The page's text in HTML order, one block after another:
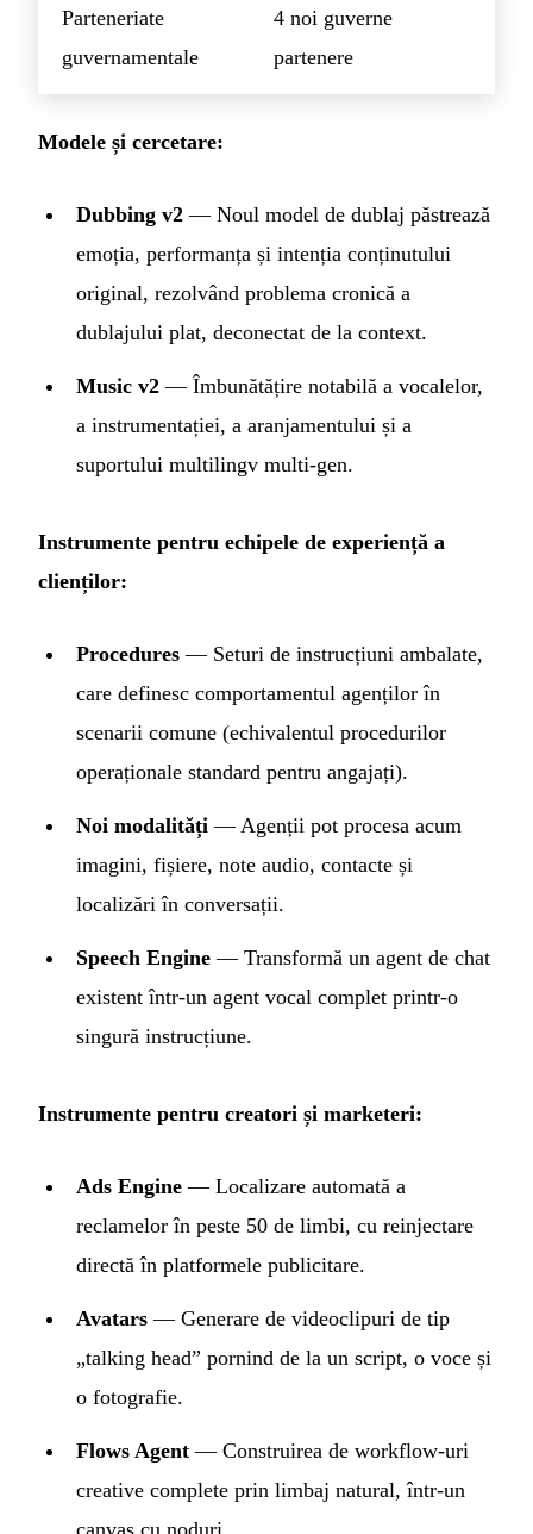
Parteneriate
guvernamentale
4 noi guverne
partenere
Modele și cercetare:
Dubbing v2 — Noul model de dublaj păstrează
emoția, performanța și intenția conținutului
original, rezolvând problema cronică a
dublajului plat, deconectat de la context.
Music v2 — Îmbunătățire notabilă a vocalelor,
a instrumentației, a aranjamentului și a
suportului multilingv multi-gen.
Instrumente pentru echipele de experiență a
clienților:
Procedures — Seturi de instrucțiuni ambalate,
care definesc comportamentul agenților în
scenarii comune (echivalentul procedurilor
operaționale standard pentru angajați).
Noi modalități — Agenții pot procesa acum
imagini, fișiere, note audio, contacte și
localizări în conversații.
Speech Engine — Transformă un agent de chat
existent într-un agent vocal complet printr-o
singură instrucțiune.
Instrumente pentru creatori și marketeri:
Ads Engine — Localizare automată a
reclamelor în peste 50 de limbi, cu reinjectare
directă în platformele publicitare.
Avatars — Generare de videoclipuri de tip
„talking head” pornind de la un script, o voce și
o fotografie.
Flows Agent — Construirea de workflow-uri
creative complete prin limbaj natural, într-un